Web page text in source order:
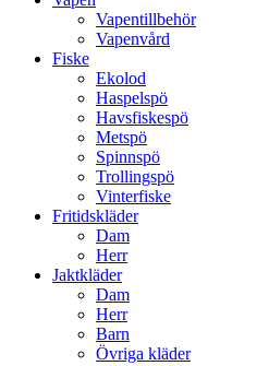
Vapentillbehör
Vapenvård
Fiske
Ekolod
Haspelspö
Havsfiskespö
Metspö
Spinnspö
Trollingspö
Vinterfiske
Fritidskläder
Dam
Herr
Jaktkläder
Dam
Herr
Barn
Övriga kläder